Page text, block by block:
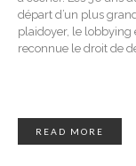
départ d’un plus
plaidoyer, le lobbying
reconnue le droit de
READ MORE